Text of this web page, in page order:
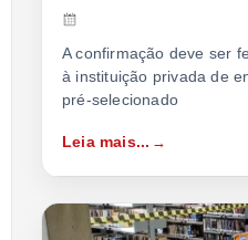
A confirmação deve ser
à instituição privada de
pré-selecionado
Leia mais...